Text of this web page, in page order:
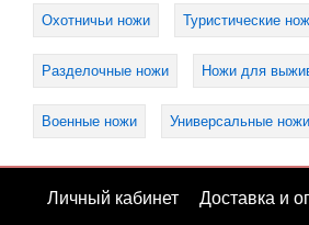
Охотничьи ножи Туристические
Разделочные ножи Ножи для
Военные ножи Универсальные ножи
Личный кабинет Доставка и